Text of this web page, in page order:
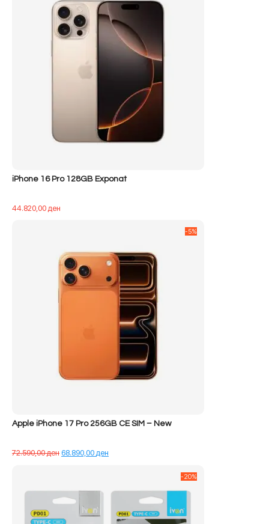
iPhone 16 Pro 128GB Exponat
44.820,00ден
Apple iPhone 17 Pro 256GB CE SIM – New
72.590,00денÇmimi
68.890,00ден
68.890,00 ден.
-5%
-20%